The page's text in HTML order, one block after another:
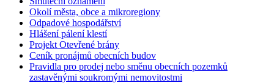
Okolí města, obce a mikroregiony
Odpadové hospodářství
Hlášení pálení klestí
Projekt Otevřené brány
Ceník pronájmů obecních budov
Pravidla pro prodej nebo směnu obecních pozemků
zastavěnými soukromými nemovitostmi